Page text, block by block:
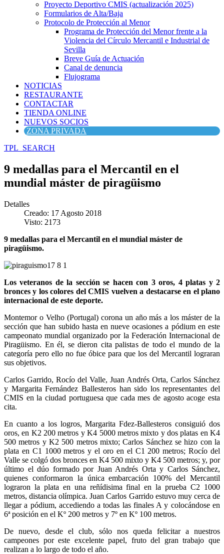
Proyecto Deportivo CMIS (actualización 2025)
Formularios de Alta/Baja
Protocolo de Protección al Menor
Programa de Protección del Menor frente a la
Violencia del Círculo Mercantil e Industrial de
Sevilla
Breve Guía de Actuación
Canal de denuncia
Flujograma
NOTICIAS
RESTAURANTE
CONTACTAR
TIENDA ONLINE
NUEVOS SOCIOS
ZONA PRIVADA
TPL_SEARCH
9 medallas para el Mercantil en el
mundial máster de piragüismo
Detalles
Creado: 17 Agosto 2018
Visto: 2173
9 medallas para el Mercantil en el mundial máster de
piragüismo.
Los veteranos de la sección se hacen con 3 oros, 4 platas y 2
bronces y los colores del CMIS vuelven a destacarse en el plano
internacional de este deporte.
Montemor o Velho (Portugal) corona un año más a los máster de la
sección que han subido hasta en nueve ocasiones a pódium en este
campeonato mundial organizado por la Federación Internacional de
Piragüismo. En él, se dieron cita palistas de todo el mundo de la
categoría pero ello no fue óbice para que los del Mercantil lograran
sus objetivos.
Carlos Garrido, Rocío del Valle, Juan Andrés Orta, Carlos Sánchez
y Margarita Fernández Ballesteros han sido los representantes del
CMIS en la ciudad portuguesa que cada mes de agosto acoge esta
cita.
En cuanto a los logros, Margarita Fdez-Ballesteros consiguió dos
oros, en K2 200 metros y K4 5000 metros mixto y dos platas en K4
500 metros y K2 500 metros mixto; Carlos Sánchez se hizo con la
plata en C1 1000 metros y el oro en el C1 200 metros; Rocío del
Valle se colgó dos bronces en K4 500 mixto y K4 500 metros; y, por
último el dúo formado por Juan Andrés Orta y Carlos Sánchez,
quienes conformaron la única embarcación 100% del Mercantil
lograron la plata en una reñídisima final en la prueba C2 1000
metros, distancia olímpica. Juan Carlos Garrido estuvo muy cerca de
llegar a pódium, accediendo a todas las finales A y colocándose en
6ª posición en el Kº 200 metros y 7º en Kº 100 metros.
De nuevo, desde el club, sólo nos queda felicitar a nuestros
campeones por este excelente papel, fruto del gran trabajo que
realizan a lo largo de todo el año.